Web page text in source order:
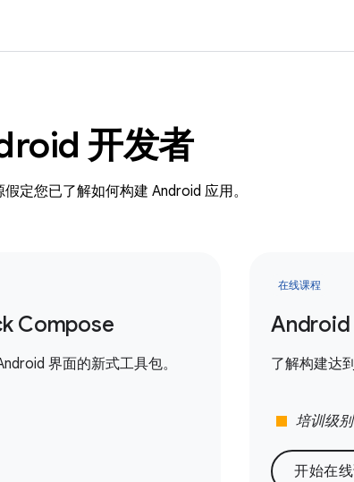
开发者
定您已了解如何构建 Android 应用。
Compose
界面的新式工具包。
在线课程
Android
了解构建达
stop 培训级别
开始在